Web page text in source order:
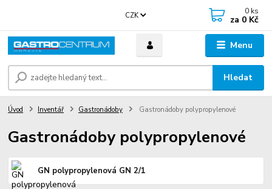
Menu
CZK
Hledat
0 ks
za 0 Kč
Úvod Inventář Gastronádoby Gastronádoby polypropylenové
Gastronádoby polypropylenové
GN polypropylenová GN 2/1